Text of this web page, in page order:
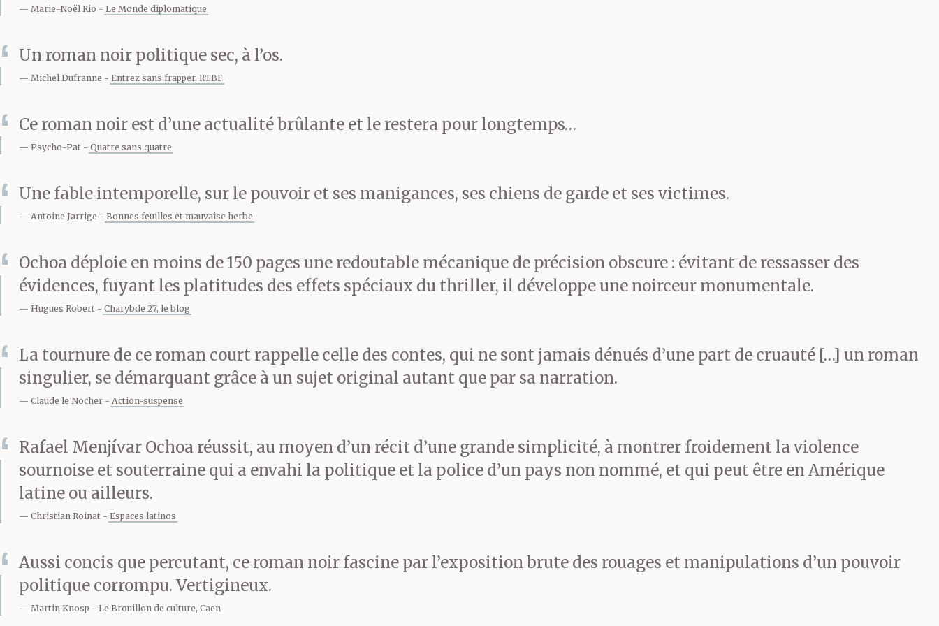
La secrétaire entra et le Chauve la regarda comme
un objet tombé d’une autre planète. Il lui sourit
d’un sourire professionnellement glacial et elle lui
présenta une feuille dactylographiée.
Il signa sans lire. La jeune femme sortit avec un
mouvement des hanches suffisamment
intéressant pour la rendre charmante. Le Chauve
planta son regard dans sa nuque.
— Elle est nouvelle, m’expliqua-t-il. Elle est plus ou
moins liée au secrétaire du syndicat. Je ne pense
pas qu’elle va durer longtemps.
Il continua à se nettoyer les ongles et à passer sa
langue sur le fil.
Je m’en allai.
Marie-Noël Rio Le Monde diplomatique
Un roman noir politique sec, à l’os.
Michel Dufranne Entrez sans frapper, RTBF
Ce roman noir est d’une actualité brûlante et le restera pour longtemps…
Psycho-Pat Quatre sans quatre
Une fable intemporelle, sur le pouvoir et ses manigances, ses chiens de garde et ses victimes.
Antoine Jarrige Bonnes feuilles et mauvaise herbe
Ochoa déploie en moins de 150 pages une redoutable mécanique de précision obscure : évitant de ressasser des
évidences, fuyant les platitudes des effets spéciaux du thriller, il développe une noirceur monumentale.
Hugues Robert Charybde 27, le blog
La tournure de ce roman court rappelle celle des contes, qui ne sont jamais dénués d’une part de cruauté […] un roman
singulier, se démarquant grâce à un sujet original autant que par sa narration.
Claude le Nocher Action-suspense
Rafael Menjívar Ochoa réussit, au moyen d’un récit d’une grande simplicité, à montrer froidement la violence
sournoise et souterraine qui a envahi la politique et la police d’un pays non nommé, et qui peut être en Amérique
latine ou ailleurs.
Christian Roinat Espaces latinos
Aussi concis que percutant, ce roman noir fascine par l’exposition brute des rouages et manipulations d’un pouvoir
politique corrompu. Vertigineux.
Martin Knosp Le Brouillon de culture, Caen